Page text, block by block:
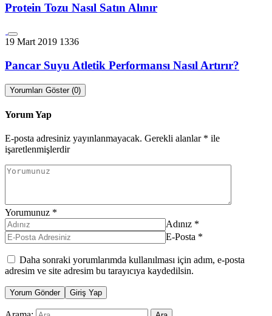
Protein Tozu Nasıl Satın Alınır
19 Mart 2019 1336
Pancar Suyu Atletik Performansı Nasıl Artırır?
Yorumları Göster (0)
Yorum Yap
E-posta adresiniz yayınlanmayacak. Gerekli alanlar * ile
işaretlenmişlerdir
Yorumunuz *
Adınız *
E-Posta *
Daha sonraki yorumlarımda kullanılması için adım, e-posta
adresim ve site adresim bu tarayıcıya kaydedilsin.
Yorum Gönder Giriş Yap